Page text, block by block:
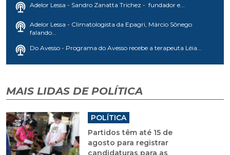
Adelor Lessa - Sandro Zanatta Trichez - fundador e...
Adelor Lessa - Climatologista da Epagri, Márcio Sônego
falando...
Do Avesso - Programa do Avesso recebe a terapeuta Léia...
MAIS LIDAS DE POLÍTICA
POLÍTICA
Partidos têm até 15 de
agosto para registrar